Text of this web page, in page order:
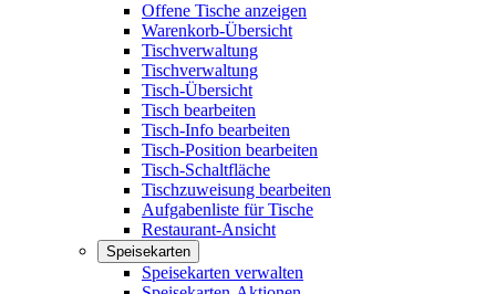
Offene Tische anzeigen
Warenkorb-Übersicht
Tischverwaltung
Tischverwaltung
Tisch-Übersicht
Tisch bearbeiten
Tisch-Info bearbeiten
Tisch-Position bearbeiten
Tisch-Schaltfläche
Tischzuweisung bearbeiten
Aufgabenliste für Tische
Restaurant-Ansicht
Speisekarten
Speisekarten verwalten